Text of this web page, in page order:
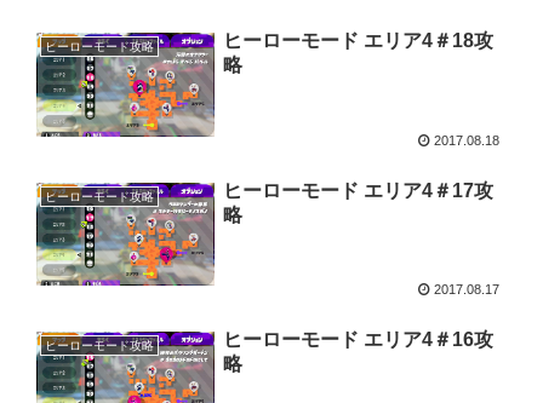
ヒーローモード攻略
ヒーローモード エリア4＃18攻
略
2017.08.18
ヒーローモード攻略
ヒーローモード エリア4＃17攻
略
2017.08.17
ヒーローモード攻略
ヒーローモード エリア4＃16攻
略